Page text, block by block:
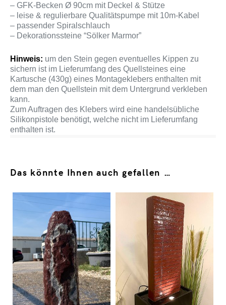
– GFK-Becken Ø 90cm mit Deckel & Stütze
– leise & regulierbare Qualitätspumpe mit 10m-Kabel
– passender Spiralschlauch
– Dekorationssteine “Sölker Marmor”
Hinweis: um den Stein gegen eventuelles Kippen zu
sichern ist im Lieferumfang des Quellsteines eine
Kartusche (430g) eines Montageklebers enthalten mit
dem man den Quellstein mit dem Untergrund verkleben
kann.
Zum Auftragen des Klebers wird eine handelsübliche
Silikonpistole benötigt, welche nicht im Lieferumfang
enthalten ist.
Das könnte Ihnen auch gefallen …